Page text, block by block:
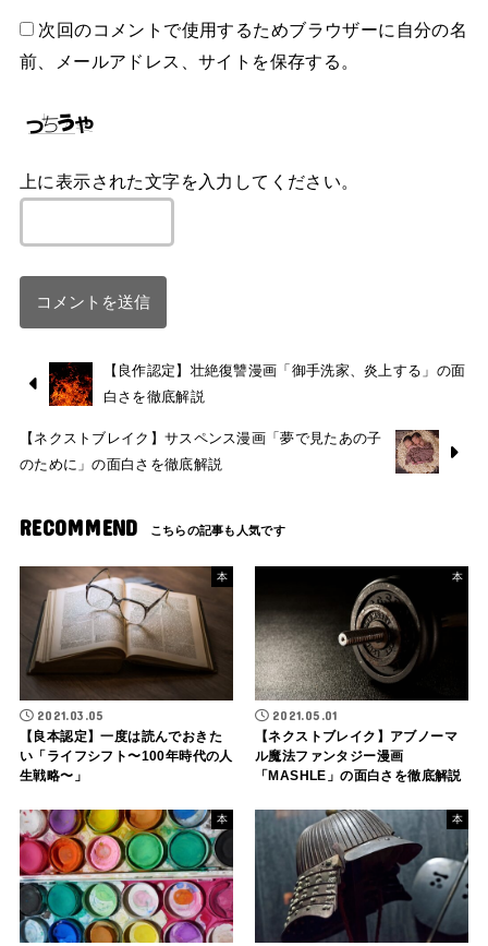
次回のコメントで使用するためブラウザーに自分の名
前、メールアドレス、サイトを保存する。
上に表示された文字を入力してください。
【良作認定】壮絶復讐漫画「御手洗家、炎上する」の面
白さを徹底解説
【ネクストブレイク】サスペンス漫画「夢で見たあの子
のために」の面白さを徹底解説
RECOMMEND
本
2021.03.05
【良本認定】一度は読んでおきた
い「ライフシフト〜100年時代の人
生戦略〜」
本
2021.05.01
【ネクストブレイク】アブノーマ
ル魔法ファンタジー漫画
「MASHLE」の面白さを徹底解説
本 本